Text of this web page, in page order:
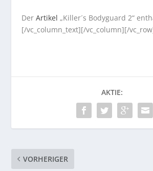
DerArtikel „Killer´s Bodyguard 2“
[/vc_column_text][/vc_column][/
AKTIE:
VORHERIGER